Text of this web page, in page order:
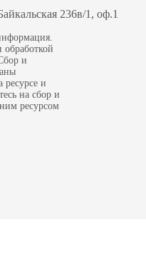
236в/1, оф.1
и
ресурсе и
на сбор и
ресурсом